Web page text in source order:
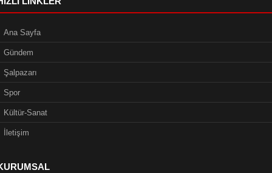
Ana Sayfa
Gündem
Şalpazarı
Spor
Kültür-Sanat
İletişim